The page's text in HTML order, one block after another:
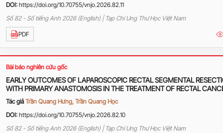
DOI: https://doi.org/10.70755/vnjo.2026.82.11
Số 82 - Số tiếng Anh 2026 (English) | Tạp Chí Ung Thư Học Việt Nam
PDF
Bài báo nghiên cứu gốc
EARLY OUTCOMES OF LAPAROSCOPIC RECTAL SEGMENTAL
WITH PRIMARY ANASTOMOSIS IN THE TREATMENT OF RECTAL
AT VIET TIEP FRIENDSHIP HOSPITAL
Tác giả Trần Quang Hưng, Trần Quang Học
DOI: https://doi.org/10.70755/vnjo.2026.82.10
Số 82 - Số tiếng Anh 2026 (English) | Tạp Chí Ung Thư Học Việt Nam